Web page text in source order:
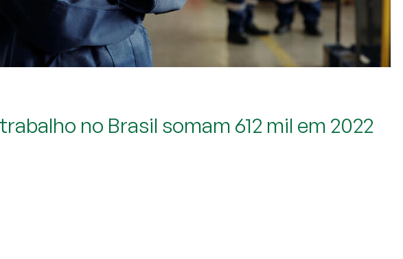
no Brasil somam 612 mil em 2022